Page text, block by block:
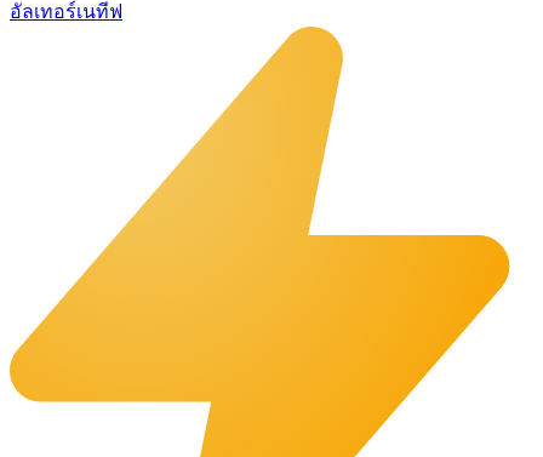
อัลเทอร์เนทีฟ